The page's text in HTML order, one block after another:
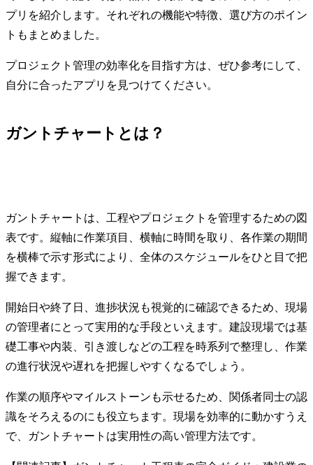
プリを紹介します。それぞれの機能や特徴、選び方のポイン
トもまとめました。
プロジェクト管理の効率化を目指す方は、ぜひ参考にして、
自分に合ったアプリを見つけてください。
ガントチャートとは？
ガントチャートは、工程やプロジェクトを管理するための図
表です。縦軸に作業項目、横軸に時間を取り、各作業の期間
を横棒で示す形式により、全体のスケジュールをひと目で把
握できます。
開始日や終了日、進捗状況も視覚的に確認できるため、現場
の管理者にとって実用的な手段といえます。建設現場では基
礎工事や内装、引き渡しなどの工程を時系列で整理し、作業
の進行状況や遅れを把握しやすくなるでしょう。
作業の順序やマイルストーンも示せるため、関係者同士の認
識をそろえるのにも役立ちます。現場を効率的に動かすうえ
で、ガントチャートは実用性の高い管理方法です。